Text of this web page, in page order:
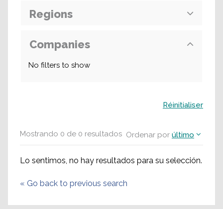
Mostrando 0 de 0 resultados Ordenar por último
Lo sentimos, no hay resultados para su selección.
« Go back to previous search
Regions
Companies
No filters to show
Réinitialiser